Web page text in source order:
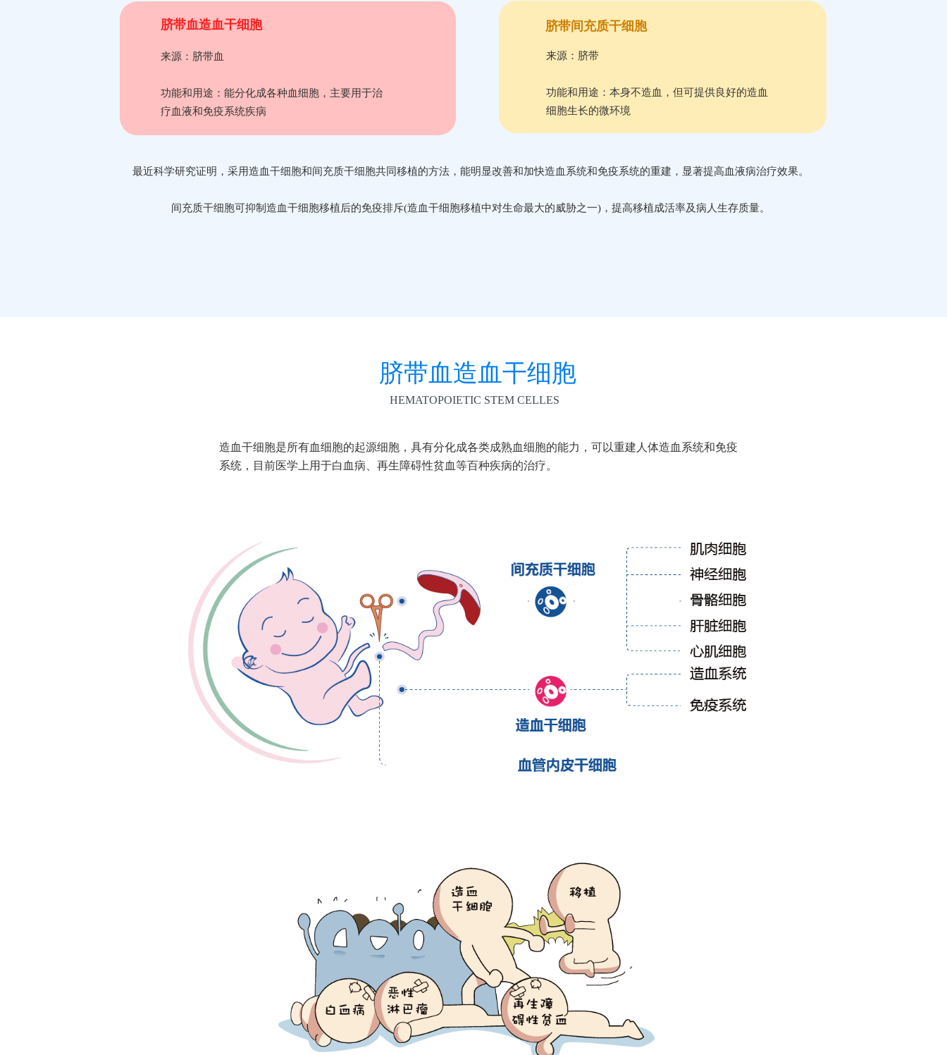
脐带血造血干细胞
来源：脐带血
功能和用途：能分化成各种血细胞，主要用于治
疗血液和免疫系统疾病
脐带间充质干细胞
来源：脐带
功能和用途：本身不造血，但可提供良好的造血
细胞生长的微环境
最近科学研究证明，采用造血干细胞和间充质干细胞共同移植的方法，能明显改善和加快造血系统和免疫系统的重建，显著提高血液病治疗效果。
间充质干细胞可抑制造血干细胞移植后的免疫排斥(造血干细胞移植中对生命最大的威胁之一)，提高移植成活率及病人生存质量。
脐带血造血干细胞
HEMATOPOIETIC STEM CELLES
造血干细胞是所有血细胞的起源细胞，具有分化成各类成熟血细胞的能力，可以重建人体造血系统和免疫
系统，目前医学上用于白血病、再生障碍性贫血等百种疾病的治疗。